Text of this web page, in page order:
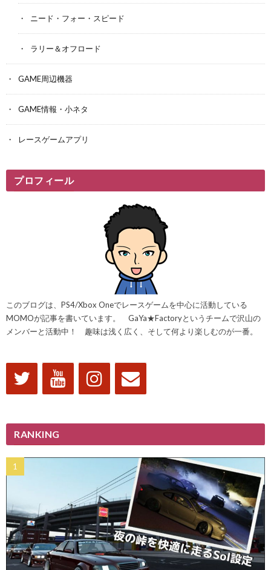
ニード・フォー・スピード
ラリー＆オフロード
GAME周辺機器
GAME情報・小ネタ
レースゲームアプリ
プロフィール
このブログは、PS4/Xbox Oneでレースゲームを中心に活動している
MOMOが記事を書いています。 GaYa★Factoryというチームで沢山の
メンバーと活動中！ 趣味は浅く広く、そして何より楽しむのが一番。
RANKING